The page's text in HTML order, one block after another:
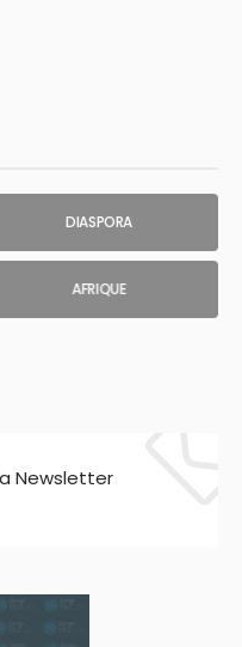
DIASPORA
AFRIQUE
Newsletter